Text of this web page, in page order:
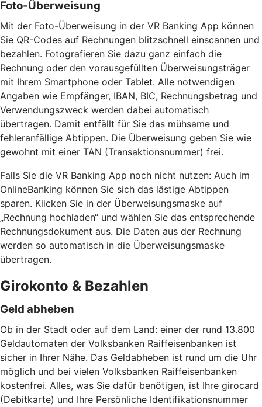
Foto-Überweisung
Mit der Foto-Überweisung in der VR Banking App können
Sie QR-Codes auf Rechnungen blitzschnell einscannen und
bezahlen. Fotografieren Sie dazu ganz einfach die
Rechnung oder den vorausgefüllten Überweisungsträger
mit Ihrem Smartphone oder Tablet. Alle notwendigen
Angaben wie Empfänger, IBAN, BIC, Rechnungsbetrag und
Verwendungszweck werden dabei automatisch
übertragen. Damit entfällt für Sie das mühsame und
fehleranfällige Abtippen. Die Überweisung geben Sie wie
gewohnt mit einer TAN (Transaktionsnummer) frei.
Falls Sie die VR Banking App noch nicht nutzen: Auch im
OnlineBanking können Sie sich das lästige Abtippen
sparen. Klicken Sie in der Überweisungsmaske auf
„Rechnung hochladen“ und wählen Sie das entsprechende
Rechnungsdokument aus. Die Daten aus der Rechnung
werden so automatisch in die Überweisungsmaske
übertragen.
Girokonto & Bezahlen
Geld abheben
Ob in der Stadt oder auf dem Land: einer der rund 13.800
Geldautomaten der Volksbanken Raiffeisenbanken ist
sicher in Ihrer Nähe. Das Geldabheben ist rund um die Uhr
möglich und bei vielen Volksbanken Raiffeisenbanken
kostenfrei. Alles, was Sie dafür benötigen, ist Ihre girocard
(Debitkarte) und Ihre Persönliche Identifikationsnummer